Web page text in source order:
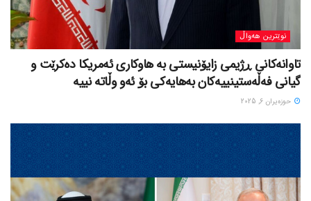
نوێترین هەواڵ
تاوانەکانی ڕژیمی زایۆنیستی بە هاوکاری ئەمریکا دەکرێت و
گیانی فەڵەستینییەکان بەهایەکی بۆ ئەو وڵاتە نییە
حوزه‌یران 6, 2025